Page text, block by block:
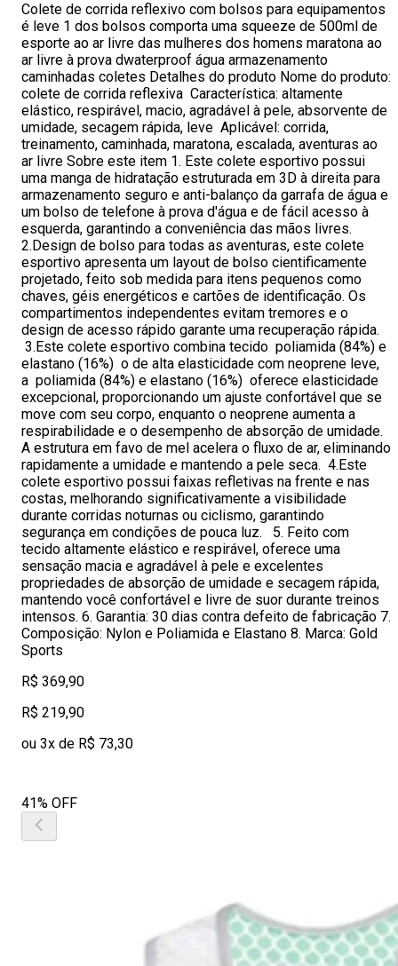
Colete de corrida reflexivo com bolsos para equipamentos
é leve 1 dos bolsos comporta uma squeeze de 500ml de
esporte ao ar livre das mulheres dos homens maratona ao
ar livre à prova dwaterproof água armazenamento
caminhadas coletes Detalhes do produto Nome do produto:
colete de corrida reflexiva Característica: altamente
elástico, respirável, macio, agradável à pele, absorvente de
umidade, secagem rápida, leve Aplicável: corrida,
treinamento, caminhada, maratona, escalada, aventuras ao
ar livre Sobre este item 1. Este colete esportivo possui
uma manga de hidratação estruturada em 3D à direita para
armazenamento seguro e anti-balanço da garrafa de água e
um bolso de telefone à prova d'água e de fácil acesso à
esquerda, garantindo a conveniência das mãos livres.
2.Design de bolso para todas as aventuras, este colete
esportivo apresenta um layout de bolso cientificamente
projetado, feito sob medida para itens pequenos como
chaves, géis energéticos e cartões de identificação. Os
compartimentos independentes evitam tremores e o
design de acesso rápido garante uma recuperação rápida.
3.Este colete esportivo combina tecido poliamida (84%) e
elastano (16%) o de alta elasticidade com neoprene leve,
a poliamida (84%) e elastano (16%) oferece elasticidade
excepcional, proporcionando um ajuste confortável que se
move com seu corpo, enquanto o neoprene aumenta a
respirabilidade e o desempenho de absorção de umidade.
A estrutura em favo de mel acelera o fluxo de ar, eliminando
rapidamente a umidade e mantendo a pele seca. 4.Este
colete esportivo possui faixas refletivas na frente e nas
costas, melhorando significativamente a visibilidade
durante corridas noturnas ou ciclismo, garantindo
segurança em condições de pouca luz. 5. Feito com
tecido altamente elástico e respirável, oferece uma
sensação macia e agradável à pele e excelentes
propriedades de absorção de umidade e secagem rápida,
mantendo você confortável e livre de suor durante treinos
intensos. 6. Garantia: 30 dias contra defeito de fabricação 7.
Composição: Nylon e Poliamida e Elastano 8. Marca: Gold
Sports
R$ 369,90
R$ 219,90
ou 3x de R$ 73,30
41% OFF